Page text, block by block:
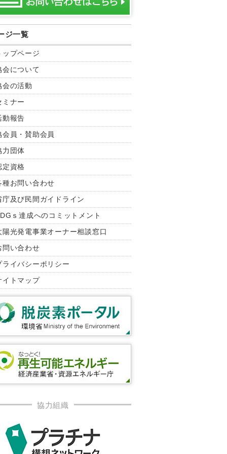
ジ一覧
ップページ
会について
会の活動
ミナー
動報告
会員・賛助会員
力団体
定資格
種お問い合わせ
庁及び民間ガイドライン
ｓ達成へのコミットメント
陽光発電事業オーナー相談窓口
問い合わせ
ライバシーポリシー
イトマップ
協力組織